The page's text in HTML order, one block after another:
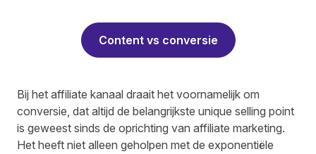
Content vs conversie
Bij het affiliate kanaal draait het voornamelijk om
conversie, dat altijd de belangrijkste unique selling point
is geweest sinds de oprichting van affiliate marketing.
Het heeft niet alleen geholpen met de exponentiële